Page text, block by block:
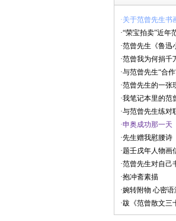
·关于范曾先生书
·“荣宝拍卖”近年
·范曾先生《鲁迅
·范曾我为何捐
·与范曾先生“合
·范曾先生的一张
·我笔记本里的范
·与范曾先生练对
·申奥成功那一天
·先生赠我慰腰诗
·题壬戌年人物画
·范曾先生对自己
·抱冲斋素描
·婉转附物 心密
·跋《范曾散文三